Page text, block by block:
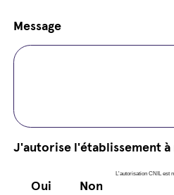
Message
J'autorise l'établissement
Oui Non
L'autorisation CNIL est